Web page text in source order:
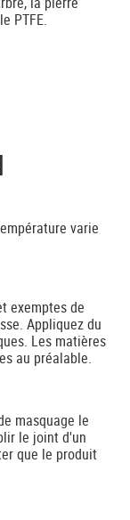
PTFE.
varie
exemptes de
Appliquez du
Les matières
au préalable.
masquage le
le joint d'un
que le produit